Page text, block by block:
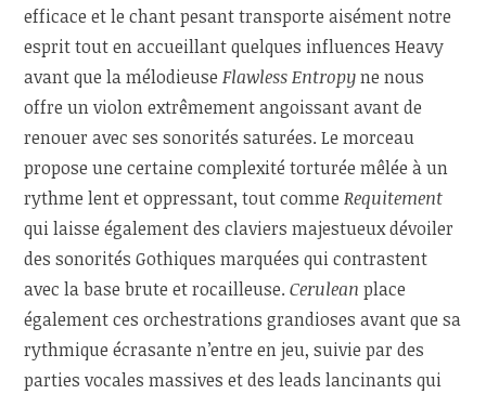
efficace et le chant pesant transporte aisément notre
esprit tout en accueillant quelques influences Heavy
avant que la mélodieuseFlawless Entropyne nous
offre un violon extrêmement angoissant avant de
renouer avec ses sonorités saturées. Le morceau
propose une certaine complexité torturée mêlée à un
rythme lent et oppressant, tout commeRequitement
qui laisse également des claviers majestueux dévoiler
des sonorités Gothiques marquées qui contrastent
avec la base brute et rocailleuse.Cerulean place
également ces orchestrations grandioses avant que sa
rythmique écrasante n’entre en jeu, suivie par des
parties vocales massives et des leads lancinants qui